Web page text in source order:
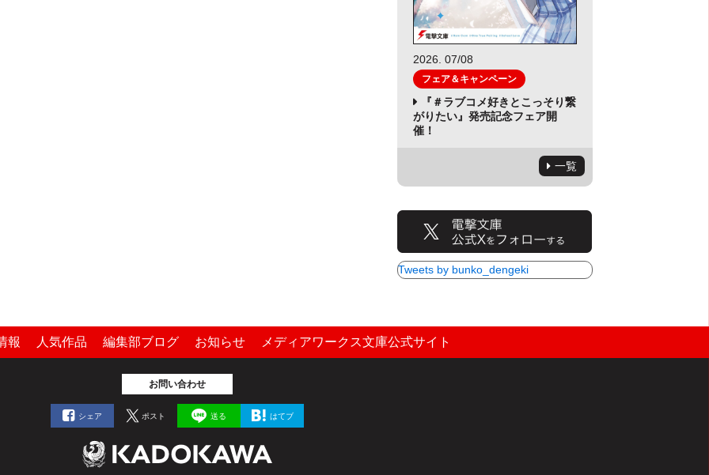
2026. 07/08
フェア＆キャンペーン
『＃ラブコメ好きとこっそり繋
がりたい』発売記念フェア開
催！
一覧
Tweets by bunko_dengeki
報 人気作品 編集部ブログ お知らせ メディアワークス文庫公式サイト
お問い合わせ
シェア ポスト 送る はてブ